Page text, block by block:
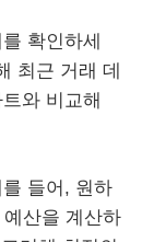
확인하세
최근 거래 데
와 비교해
들어, 원하
산을 계산하